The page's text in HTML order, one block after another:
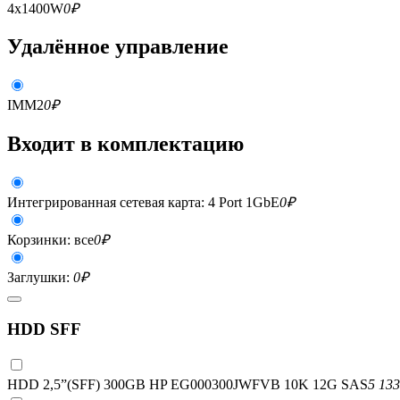
4x1400W0₽
Удалённое управление
IMM20₽
Входит в комплектацию
Интегрированная сетевая карта: 4 Port 1GbE0₽
Корзинки: все0₽
Заглушки: 0₽
HDD SFF
HDD 2,5”(SFF) 300GB HP EG000300JWFVB 10K 12G SAS5 133